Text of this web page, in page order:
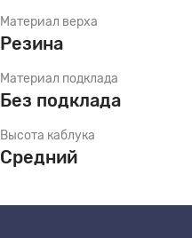
Материал верха
Резина
Материал подклада
Без подклада
Высота каблука
Средний